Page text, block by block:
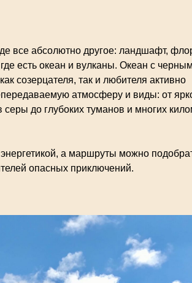
все абсолютно другое: ландшафт,
есть океан и вулканы. Океан с
созерцателя, так и любителя активно
атмосферу и виды: от
до глубоких туманов и многих
а маршруты можно
опасных приключений.